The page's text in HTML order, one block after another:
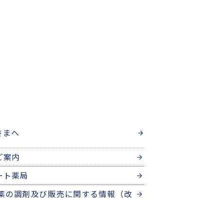
まへ
案内
ト薬局
の調剤及び販売に関する情報（改